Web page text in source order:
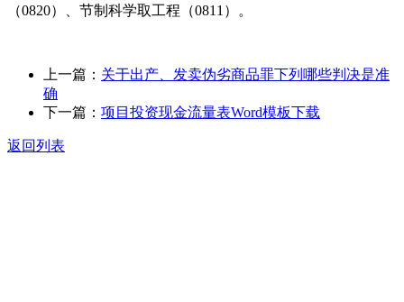
（0820）、节制科学取工程（0811）。
上一篇： 关于出产、发卖伪劣商品罪下列哪些判决是准
确
下一篇： 项目投资现金流量表Word模板下载
返回列表